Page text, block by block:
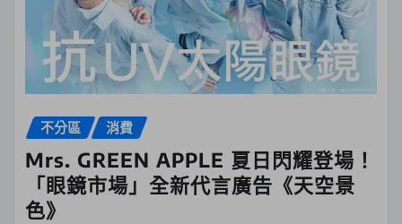
不分區 消費
Mrs. GREEN APPLE 夏日閃耀登場！
「眼鏡市場」全新代言廣告《天空景
色》